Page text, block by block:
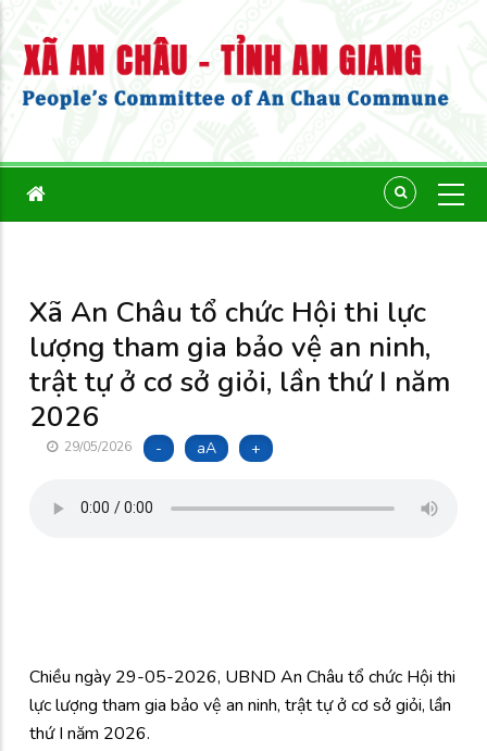
Xã An Châu tổ chức Hội thi lực
lượng tham gia bảo vệ an ninh,
trật tự ở cơ sở giỏi, lần thứ I năm
2026
29/05/2026 - aA +
Chiều ngày 29-05-2026, UBND An Châu tổ chức Hội thi
lực lượng tham gia bảo vệ an ninh, trật tự ở cơ sở giỏi, lần
thứ I năm 2026.